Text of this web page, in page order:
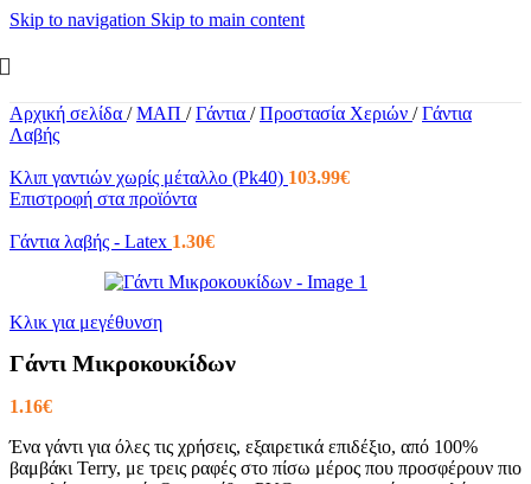
Skip to navigation Skip to main content
Αρχική σελίδα / ΜΑΠ / Γάντια / Προστασία Χεριών / Γάντια
Λαβής
Κλιπ γαντιών χωρίς μέταλλο (Pk40) 103.99€
Επιστροφή στα προϊόντα
Γάντια λαβής - Latex 1.30€
Κλικ για μεγέθυνση
Γάντι Μικροκουκίδων
1.16€
Ένα γάντι για όλες τις χρήσεις, εξαιρετικά επιδέξιο, από 100%
βαμβάκι Terry, με τρεις ραφές στο πίσω μέρος που προσφέρουν πιο